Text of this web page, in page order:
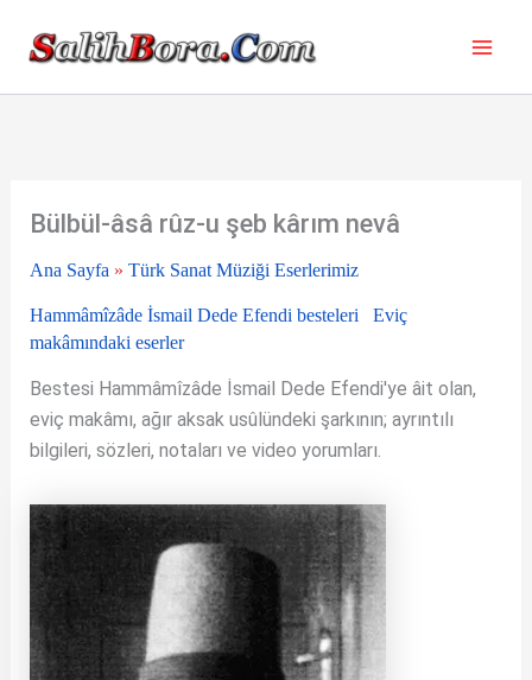
Bülbül-âsâ rûz-u şeb kârım nevâ
Ana Sayfa » Türk Sanat Müziği Eserlerimiz
Hammâmîzâde İsmail Dede Efendi besteleri
Eviç
makâmındaki eserler
Bestesi Hammâmîzâde İsmail Dede Efendi'ye âit olan,
eviç makâmı, ağır aksak usûlündeki şarkının; ayrıntılı
bilgileri, sözleri, notaları ve video yorumları.